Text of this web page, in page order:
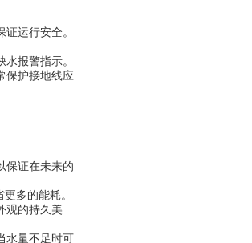
运行安全。
报警指示。
保护接地线应
保证在未来的
多的能耗。
观的持久美
水量不足时可